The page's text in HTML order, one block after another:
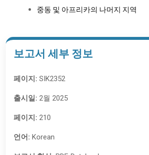
중동 및 아프리카의 나머지 지역
보고서 세부 정보
페이지: SIK2352
출시일: 2월 2025
페이지: 210
언어: Korean